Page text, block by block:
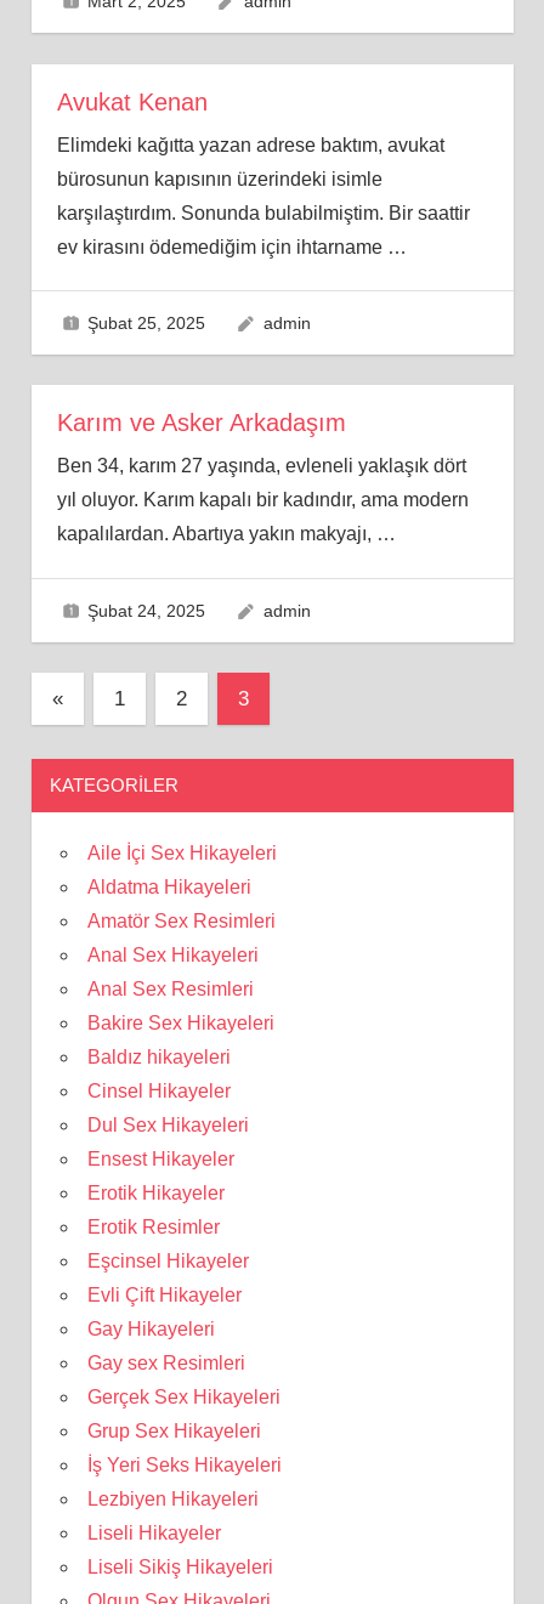
Avukat Kenan
Elimdeki kağıtta yazan adrese baktım, avukat
bürosunun kapısının üzerindeki isimle
karşılaştırdım. Sonunda bulabilmiştim. Bir saattir
ev kirasını ödemediğim için ihtarname …
Şubat 25, 2025 admin
Karım ve Asker Arkadaşım
Ben 34, karım 27 yaşında, evleneli yaklaşık dört
yıl oluyor. Karım kapalı bir kadındır, ama modern
kapalılardan. Abartıya yakın makyajı, …
Şubat 24, 2025 admin
Yazı
«Previous
Posts
1 2 3
KATEGORILER
Aile İçi Sex Hikayeleri
Aldatma Hikayeleri
Amatör Sex Resimleri
Anal Sex Hikayeleri
Anal Sex Resimleri
Bakire Sex Hikayeleri
Baldız hikayeleri
Cinsel Hikayeler
Dul Sex Hikayeleri
Ensest Hikayeler
Erotik Hikayeler
Erotik Resimler
Eşcinsel Hikayeler
Evli Çift Hikayeler
Gay Hikayeleri
Gay sex Resimleri
Gerçek Sex Hikayeleri
Grup Sex Hikayeleri
İş Yeri Seks Hikayeleri
Lezbiyen Hikayeleri
Liseli Hikayeler
Liseli Sikiş Hikayeleri